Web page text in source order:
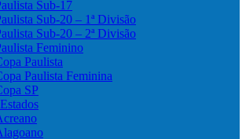
Sub-17
Sub-20 – 1ª Divisão
Sub-20 – 2ª Divisão
Feminino
Paulista
Paulista Feminina
SP